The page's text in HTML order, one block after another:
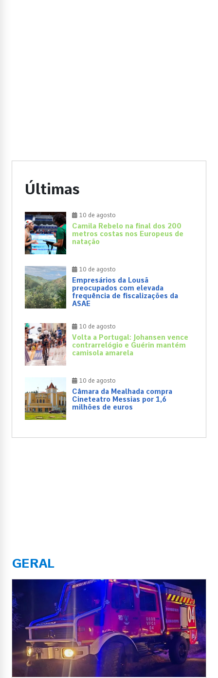
Últimas
10 de agosto
Camila Rebelo na final dos 200
metros costas nos Europeus de
natação
10 de agosto
Empresários da Lousã
preocupados com elevada
frequência de fiscalizações da
ASAE
10 de agosto
Volta a Portugal: Johansen vence
contrarrelógio e Guérin mantém
camisola amarela
10 de agosto
Câmara da Mealhada compra
Cineteatro Messias por 1,6
milhões de euros
GERAL